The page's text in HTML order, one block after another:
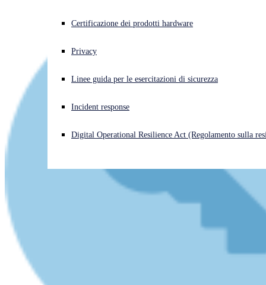
Cyberattacco in corso? Ottieni assistenza immediata
Open search
Italiano Open language switcher
Certificazione dei prodotti hardware
Privacy
Linee guida per le esercitazioni di sicurezza
Incident response
Digital Operational Resilience Act (Regolamento sulla